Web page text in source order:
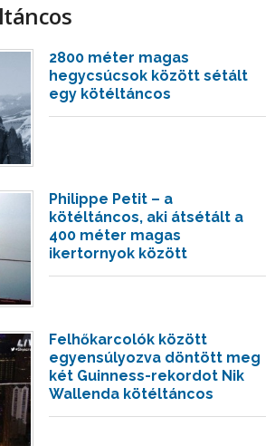
2800 méter magas
hegycsúcsok között sétált
egy kötéltáncos
Philippe Petit – a
kötéltáncos, aki átsétált a
400 méter magas
ikertornyok között
Felhőkarcolók között
egyensúlyozva döntött meg
két Guinness-rekordot Nik
Wallenda kötéltáncos